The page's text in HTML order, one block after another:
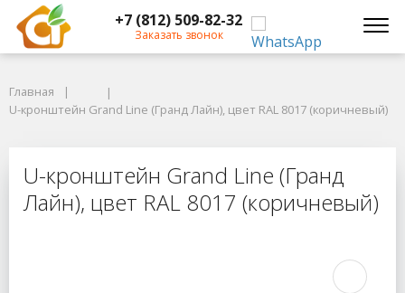
+7 (812) 509-82-32
Заказать звонок
U-кронштейн Grand Line (Гранд Лайн), цвет RAL 8017 (коричневый)
U-кронштейн Grand Line (Гранд
Главная
U-кронштейн Grand Line (Гранд Лайн), цвет RAL 8017 (коричневый)
U-кронштейн Grand Line (Гранд
Лайн), цвет RAL 8017 (коричневый)